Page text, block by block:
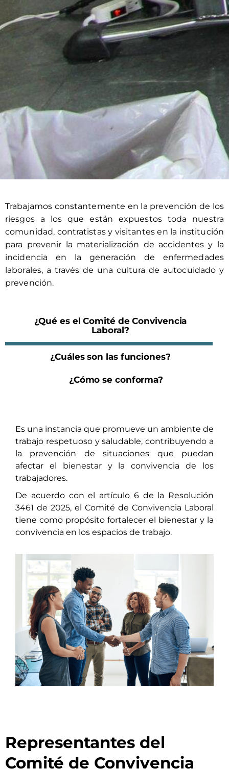
Trabajamos constantemente en la prevención de los
riesgos a los que están expuestos toda nuestra
comunidad, contratistas y visitantes en la institución
para prevenir la materialización de accidentes y la
incidencia en la generación de enfermedades
laborales, a través de una cultura de autocuidado y
prevención.
¿Qué es el Comité de Convivencia
Laboral?
¿Cuáles son las funciones?
¿Cómo se conforma?
Es una instancia que promueve un ambiente de
trabajo respetuoso y saludable, contribuyendo a
la prevención de situaciones que puedan
afectar el bienestar y la convivencia de los
trabajadores.
De acuerdo con el artículo 6 de la Resolución
3461 de 2025, el Comité de Convivencia Laboral
tiene como propósito fortalecer el bienestar y la
convivencia en los espacios de trabajo.
Representantes del
Comité de Convivencia